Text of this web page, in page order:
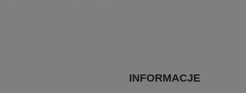
INFORMACJE